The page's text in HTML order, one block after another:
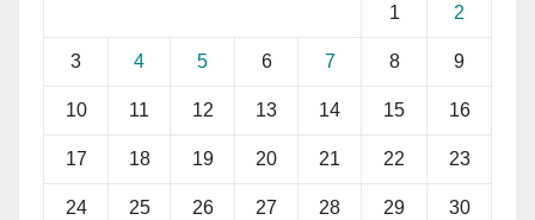
1 2
3 4 5 6 7 8 9
10 11 12 13 14 15 16
17 18 19 20 21 22 23
24 25 26 27 28 29 30